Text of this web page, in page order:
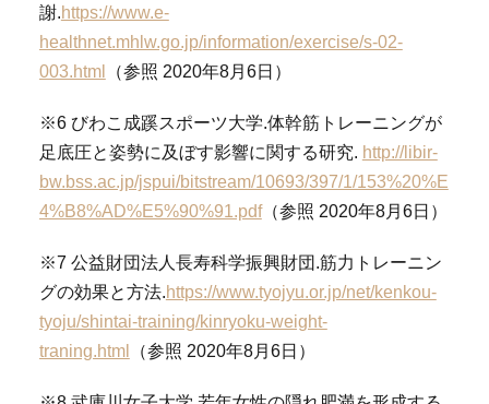
謝.https://www.e-
healthnet.mhlw.go.jp/information/exercise/s-02-
003.html
（参照 2020年8月6日）
※6 びわこ成蹊スポーツ大学.体幹筋トレーニングが
足底圧と姿勢に及ぼす影響に関する研究. http://libir-
bw.bss.ac.jp/jspui/bitstream/10693/397/1/153%20%E
4%B8%AD%E5%90%91.pdf（参照 2020年8月6日）
※7 公益財団法人長寿科学振興財団.筋力トレーニン
グの効果と方法.https://www.tyojyu.or.jp/net/kenkou-
tyoju/shintai-training/kinryoku-weight-
traning.html
（参照 2020年8月6日）